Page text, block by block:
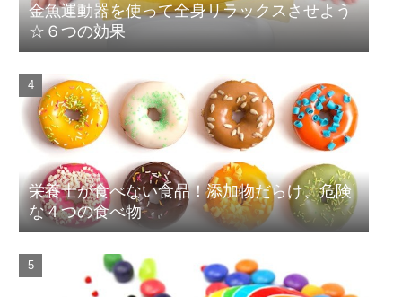
金魚運動器を使って全身リラックスさせよう
☆６つの効果
栄養士が食べない食品！添加物だらけ、危険
な４つの食べ物